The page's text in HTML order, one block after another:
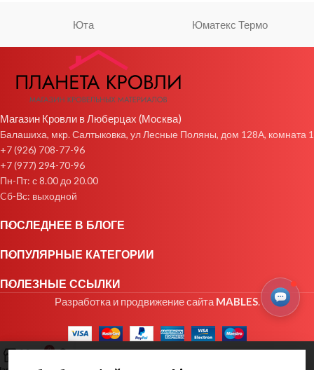
Юта Юматекс Термо
Магазин Кровли в Люберцах (Москва)
Балашиха, мкр. Салтыковка, ул Лесные Поляны, дом 128А, комната 1
+7 (926) 708-77-96
+7 (977) 294-70-96
Пн-Пт: с 8.00 до 20.00
Cб-Вс: выходной
ПОСЛЕДНЕЕ В БЛОГЕ
ПОПУЛЯРНЫЕ КАТЕГОРИИ
ПОЛЕЗНЫЕ ССЫЛКИ
Разработка и продвижение сайтаMABLES.
0